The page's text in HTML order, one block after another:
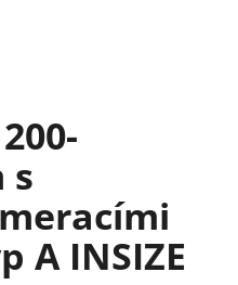
s
A INSIZE